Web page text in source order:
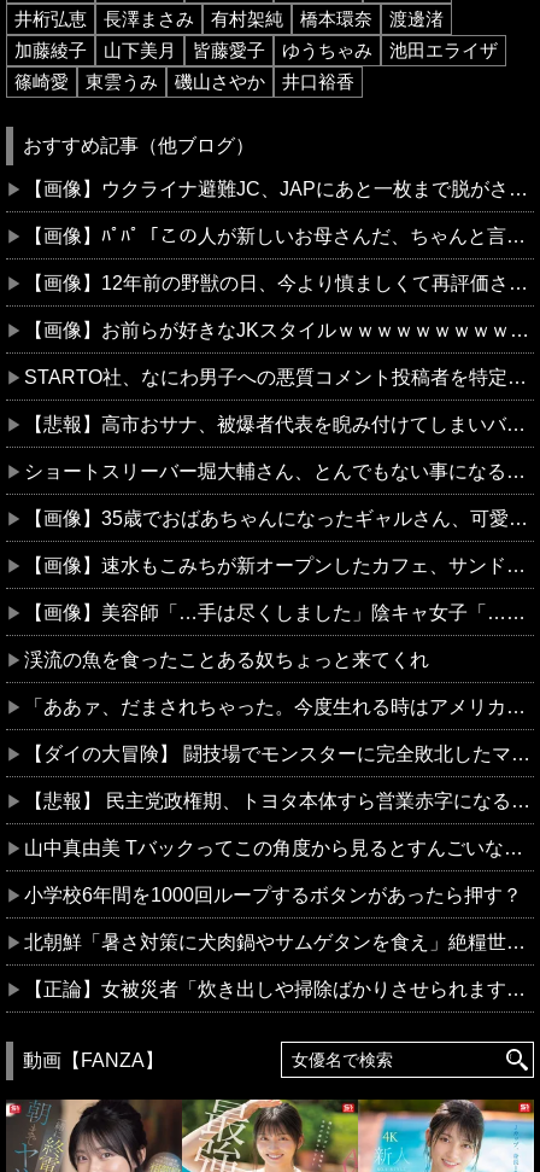
井桁弘恵
長澤まさみ 有村架純 橋本環奈
渡邊渚
加藤綾子
山下美月 皆藤愛子 ゆうちゃみ
池田エライザ
篠崎愛
東雲うみ 磯山さやか 井口裕香
おすすめ記事（他ブログ）
【画像】ウクライナ避難JC、JAPにあと一枚まで脱がされる
【画像】ﾊﾟﾊﾟ「この人が新しいお母さんだ、ちゃんと言う事きくんだぞ。」 お前ら「」
【画像】12年前の野獣の日、今より慎ましくて再評価され始める
【画像】お前らが好きなJKスタイルｗｗｗｗｗｗｗｗｗｗｗｗｗｗｗｗｗｗｗｗｗｗｗｗ
STARTO社、なにわ男子への悪質コメント投稿者を特定し法的追及へ 「特定メンバーの存在を否定するコメントを執拗に」米Metaへ情報開示
【悲報】高市おサナ、被爆者代表を睨み付けてしまいバチクソ炎上し始めるｗｗｗｗｗｗｗｗｗ
ショートスリーバー堀大輔さん、とんでもない事になるｗｗｗｗｗｗｗｗ
【画像】35歳でおばあちゃんになったギャルさん、可愛過ぎて嫉妬不可避w w w w w w w w w w w
【画像】速水もこみちが新オープンしたカフェ、サンドイッチ1つ3000円←コレは妥当だと思う？？？？？？
【画像】美容師「…手は尽くしました」陰キャ女子「…ｯ！！」→結果をご覧くださいw w w w w w w w
渓流の魚を食ったことある奴ちょっと来てくれ
「ああァ、だまされちゃった。今度生れる時はアメリカへ生れるぞ」特攻隊員(22)が出撃前の日記に残した本音！
【ダイの大冒険】 闘技場でモンスターに完全敗北したマァム…！ケダモノチ●ポで公開凌辱されて屈辱のアクメをキメられる…！
【悲報】 民主党政権期、トヨタ本体すら営業赤字になる「超円高」…中小企業の景況も厳しい水準だった←これエグいよな
山中真由美 Tバックってこの角度から見るとすんごいな～！
小学校6年間を1000回ループするボタンがあったら押す？
北朝鮮「暑さ対策に犬肉鍋やサムゲタンを食え」絶糧世帯「…」
【正論】女被災者「炊き出しや掃除ばかりさせられます。差別ですよね？」
動画【FANZA】